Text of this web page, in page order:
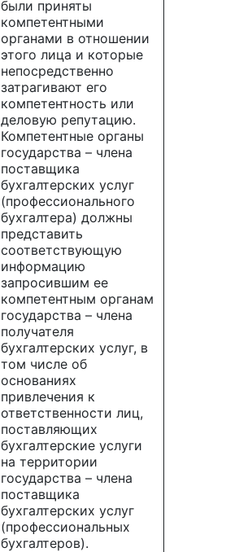
были приняты
компетентными
органами в отношении
этого лица и которые
непосредственно
затрагивают его
компетентность или
деловую репутацию.
Компетентные органы
государства – члена
поставщика
бухгалтерских услуг
(профессионального
бухгалтера) должны
представить
соответствующую
информацию
запросившим ее
компетентным органам
государства – члена
получателя
бухгалтерских услуг, в
том числе об
основаниях
привлечения к
ответственности лиц,
поставляющих
бухгалтерские услуги
на территории
государства – члена
поставщика
бухгалтерских услуг
(профессиональных
бухгалтеров).